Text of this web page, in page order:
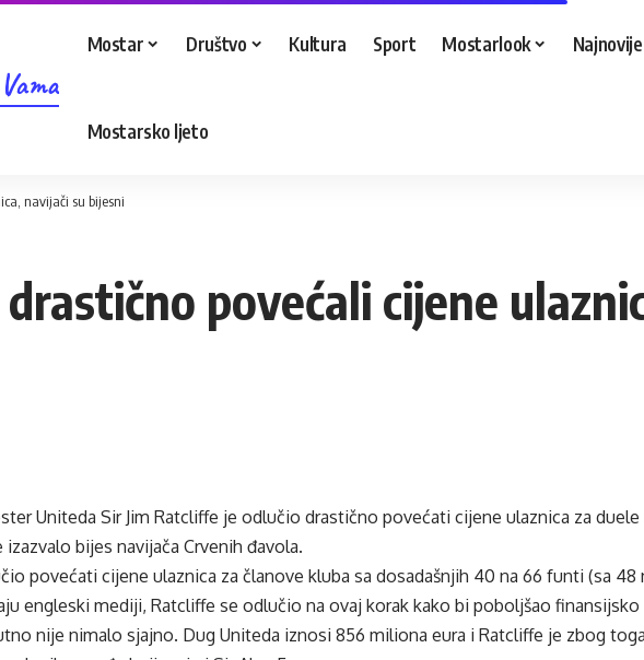
Mostar Društvo Kultura Sport Mostarlook Najnovije
Mostarsko ljeto
navijači su bijesni
povećali cijene
Uniteda Sir Jim Ratcliffe je odlučio drastično povećati cijene ulaznica za duele
bijes navijača Crvenih đavola.
povećati cijene ulaznica za članove kluba sa dosadašnjih 40 na 66 funti (sa 48
engleski mediji, Ratcliffe se odlučio na ovaj korak kako bi poboljšao finansijsko
nije nimalo sjajno. Dug Uniteda iznosi 856 miliona eura i Ratcliffe je zbog toga